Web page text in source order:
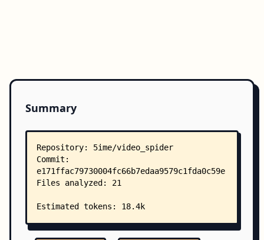
Summary